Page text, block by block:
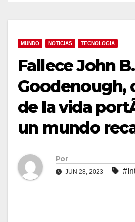
MUNDO NOTICIAS TECNOLOGIA
Fallece John B.
Goodenough,
de la vida
un mundo
Por
JUN 28, 2023